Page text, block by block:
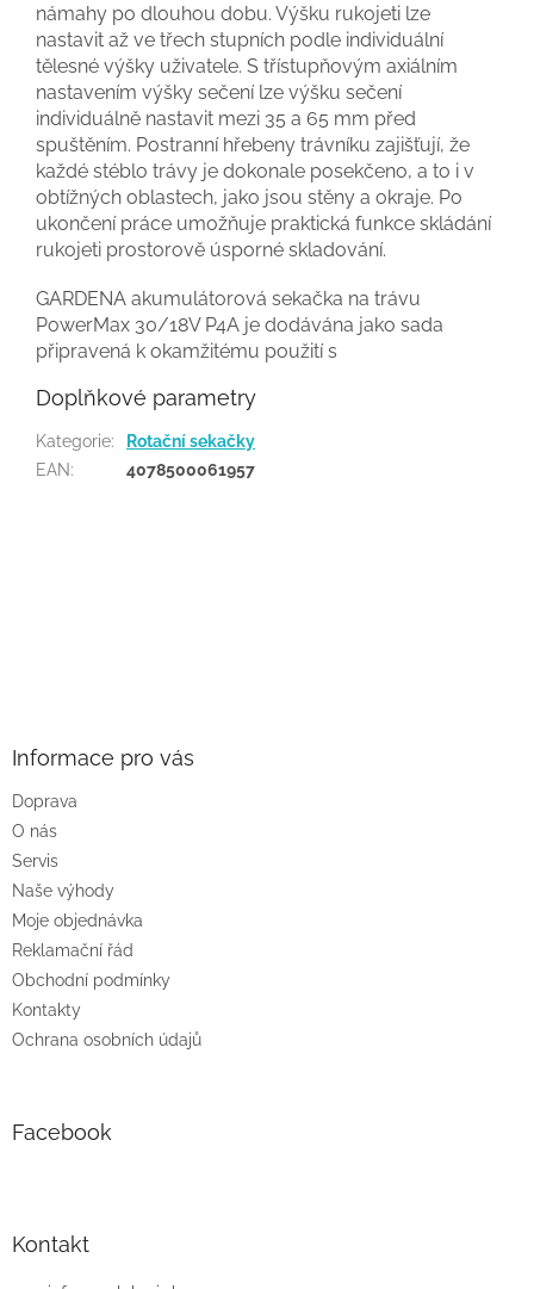
námahy po dlouhou dobu. Výšku rukojeti lze
nastavit až ve třech stupních podle individuální
tělesné výšky uživatele. S třístupňovým axiálním
nastavením výšky sečení lze výšku sečení
individuálně nastavit mezi 35 a 65 mm před
spuštěním. Postranní hřebeny trávníku zajišťují, že
každé stéblo trávy je dokonale posekčeno, a to i v
obtížných oblastech, jako jsou stěny a okraje. Po
ukončení práce umožňuje praktická funkce skládání
rukojeti prostorově úsporné skladování.
GARDENA akumulátorová sekačka na trávu
PowerMax 30/18V P4A je dodávána jako sada
připravená k okamžitému použití s
Doplňkové parametry
Kategorie:
Rotační sekačky
EAN: 4078500061957
Informace pro vás
Doprava
O nás
Servis
Naše výhody
Moje objednávka
Reklamační řád
Obchodní podmínky
Kontakty
Ochrana osobních údajů
Facebook
Kontakt